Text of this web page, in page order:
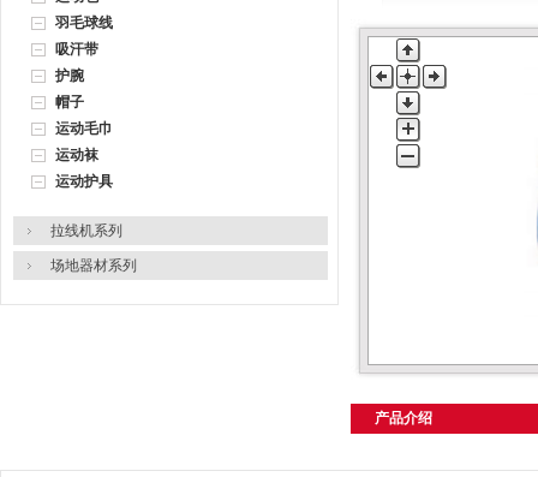
羽毛球线
吸汗带
护腕
帽子
运动毛巾
运动袜
运动护具
拉线机系列
场地器材系列
产品介绍